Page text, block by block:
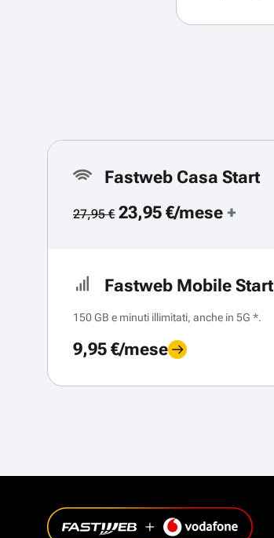
Fastweb Casa Start
27,95 €23,95 €/mese +
Fastweb Mobile Start
150 GB e minuti illimitati, anche in 5G *.
9,95 €/mese